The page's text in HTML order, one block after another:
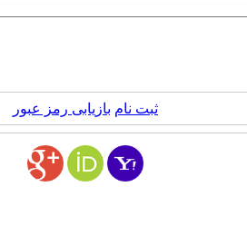
ثبت نام بازیابی رمز عبور